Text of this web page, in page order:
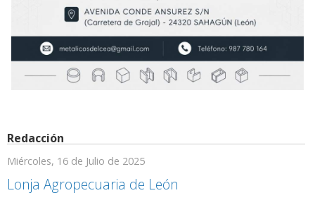
Redacción
Miércoles, 16 de Julio de 2025
Lonja Agropecuaria de León